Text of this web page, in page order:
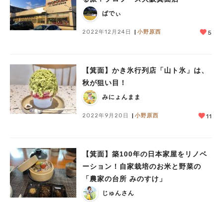
ぱでぃ
2022年12月24日 小野原西 5
【箕面】かき氷行列店「山ト氷」は、
秋が狙い目！
みにょんまま
2022年9月20日 小野原西 11
【箕面】築100年の日本家屋をリノベ
ーション！自家栽培のお米と野菜の
「農家の台所 みのすけ」
じゅんさん